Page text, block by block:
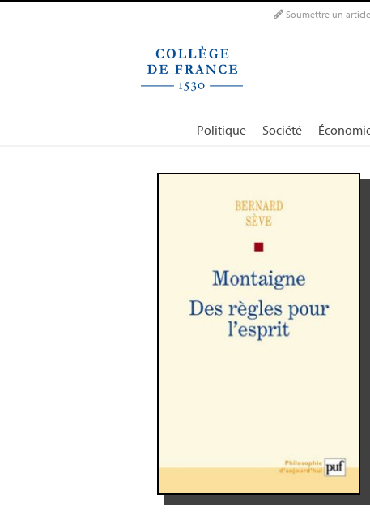
Soumettre un article
Politique Société